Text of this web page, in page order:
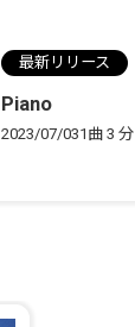
最新リリース
Piano
2023/07/031曲3 分